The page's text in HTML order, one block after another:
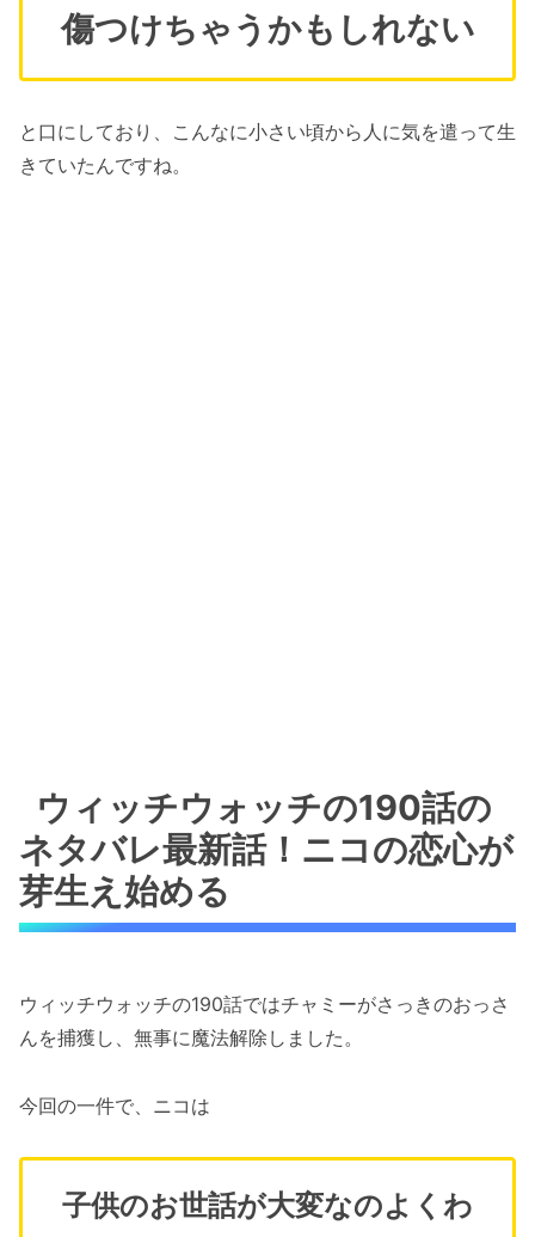
傷つけちゃうかもしれない
と口にしており、こんなに小さい頃から人に気を遣って生
きていたんですね。
ウィッチウォッチの190話の
ネタバレ最新話！ニコの恋心が
芽生え始める
ウィッチウォッチの190話ではチャミーがさっきのおっさ
んを捕獲し、無事に魔法解除しました。
今回の一件で、ニコは
子供のお世話が大変なのよくわ